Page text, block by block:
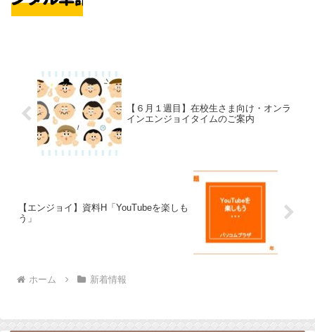
【６月１週目】在校生さま向け・オンラ
インエンジョイタイムのご案内
【エンジョイ】資料H「YouTubeを楽しも
う」
ホーム 新着情報